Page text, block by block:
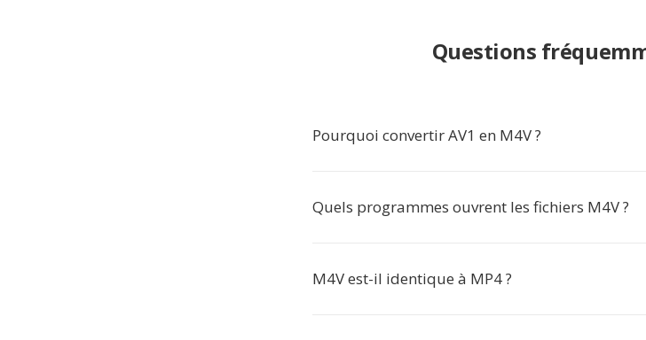
Questions
Pourquoi convertir AV1 en M4V ?
Quels programmes ouvrent les fichiers M4V ?
M4V est-il identique à MP4 ?